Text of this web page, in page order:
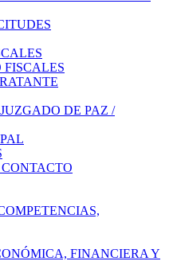
DE PAZ /
FINANCIERA Y